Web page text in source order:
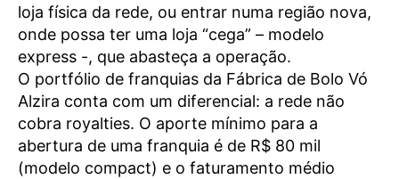
loja física da rede, ou entrar numa região nova,
onde possa ter uma loja “cega” – modelo
express -, que abasteça a operação.
O portfólio de franquias da Fábrica de Bolo Vó
Alzira conta com um diferencial: a rede não
cobra royalties. O aporte mínimo para a
abertura de uma franquia é de R$ 80 mil
(modelo compact) e o faturamento médio